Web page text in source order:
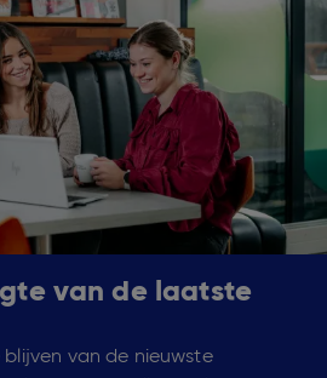
van de laatste
van de nieuwste